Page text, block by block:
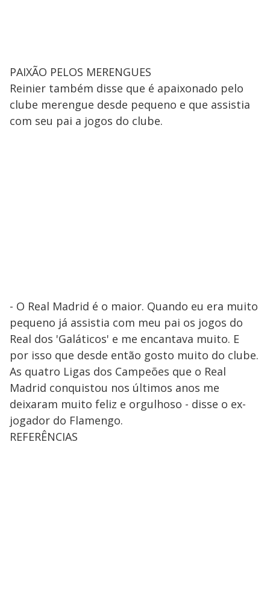
PAIXÃO PELOS MERENGUES
Reinier também disse que é apaixonado pelo
clube merengue desde pequeno e que assistia
com seu pai a jogos do clube.
- O Real Madrid é o maior. Quando eu era muito
pequeno já assistia com meu pai os jogos do
Real dos 'Galáticos' e me encantava muito. E
por isso que desde então gosto muito do clube.
As quatro Ligas dos Campeões que o Real
Madrid conquistou nos últimos anos me
deixaram muito feliz e orgulhoso - disse o ex-
jogador do Flamengo.
REFERÊNCIAS